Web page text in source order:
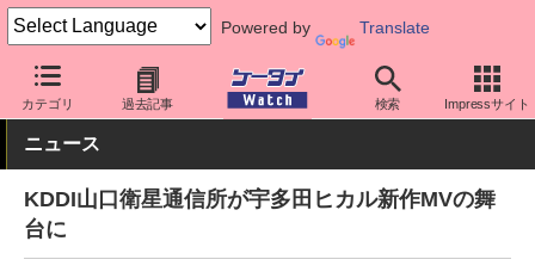
Powered by Translate
カテゴリ 過去記事 検索 Impressサイト
ケータイ Watch キャリア au その他
ニュース
KDDI山口衛星通信所が宇多田ヒカル新作MVの舞
台に